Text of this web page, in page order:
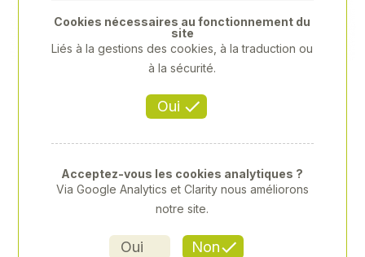
Oui
Cookies nécessaires au fonctionnement du
site
Liés à la gestions des cookies, à la traduction ou
à la sécurité.
Oui Non
Acceptez-vous les cookies analytiques ?
Via Google Analytics et Clarity nous améliorons
notre site.